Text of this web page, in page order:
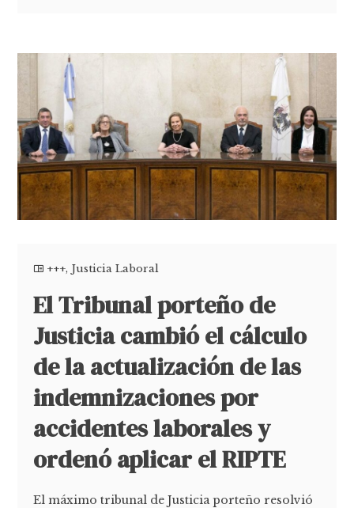
+++, Justicia Laboral
El Tribunal porteño de
Justicia cambió el cálculo
de la actualización de las
indemnizaciones por
accidentes laborales y
ordenó aplicar el RIPTE
El máximo tribunal de Justicia porteño resolvió